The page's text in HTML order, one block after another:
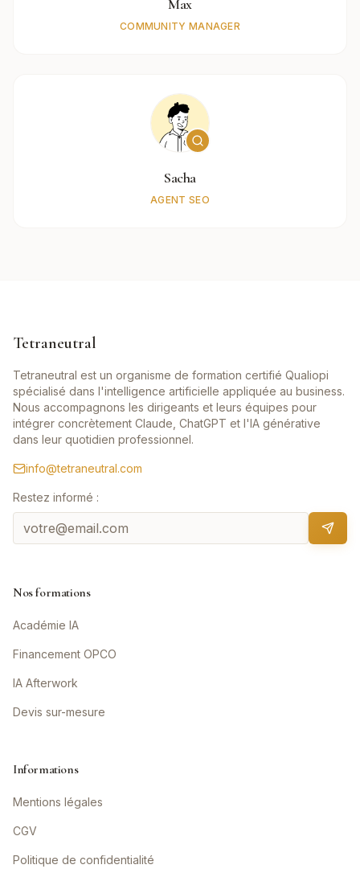
Max
COMMUNITY MANAGER
Sacha
AGENT SEO
Tetraneutral
Tetraneutral est un organisme de formation certifié Qualiopi
spécialisé dans l'intelligence artificielle appliquée au business.
Nous accompagnons les dirigeants et leurs équipes pour
intégrer concrètement Claude, ChatGPT et l'IA générative
dans leur quotidien professionnel.
info@tetraneutral.com
Restez informé :
Nos formations
Académie IA
Financement OPCO
IA Afterwork
Devis sur-mesure
Informations
Mentions légales
CGV
Politique de confidentialité